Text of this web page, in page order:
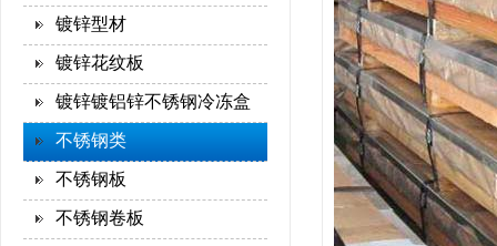
镀锌型材
镀锌花纹板
镀锌镀铝锌不锈钢冷冻盒
不锈钢类
不锈钢板
不锈钢卷板